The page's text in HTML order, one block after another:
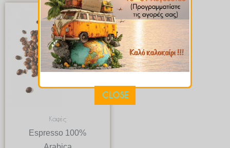
Καφές
Espresso 100%
Price
range:
€ 3.99
through
€ 39.90
CLOSE